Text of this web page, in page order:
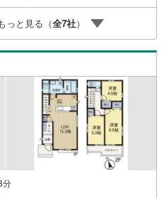
話でのお問合わせがスムーズです
さいキッズスペース、授乳室、
パンマンジュースをご用意してお
は、右上の“室内・現地を見学す
予約ください。
っと見る（全7社）
分